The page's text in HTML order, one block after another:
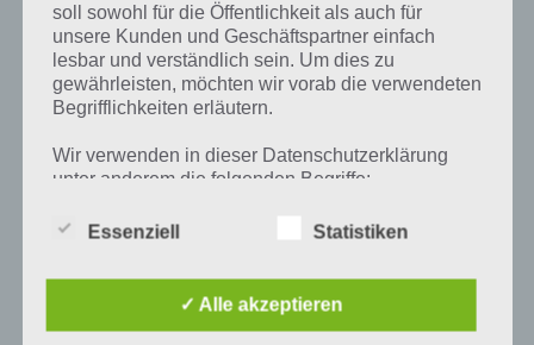
Auf WhatsApp teilen Teilen auf Facebook
Tweet auf Twitter
Mehr Artikel hier auf Touchportal
soll sowohl für die Öffentlichkeit als auch für
unsere Kunden und Geschäftspartner einfach
lesbar und verständlich sein. Um dies zu
gewährleisten, möchten wir vorab die verwendeten
Begrifflichkeiten erläutern.
Wir verwenden in dieser Datenschutzerklärung
unter anderem die folgenden Begriffe:
Personenbezogene Daten sind alle
Essenziell Statistiken
✓ Alle akzeptieren